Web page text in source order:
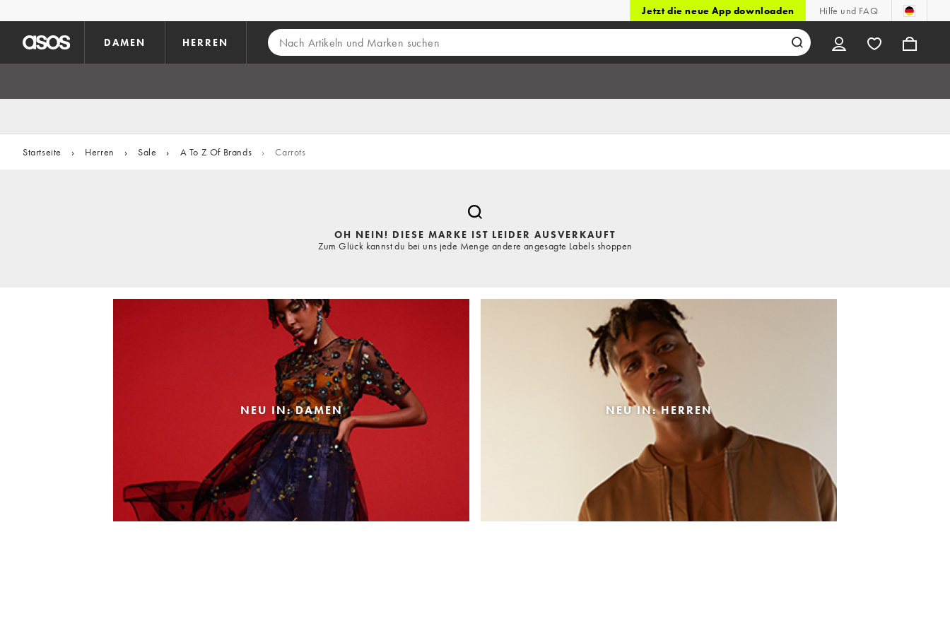
Jetzt die neue App downloaden Hilfe und FAQ
DAMEN HERREN
Startseite › Herren › Sale › A To Z Of Brands › Carrots
OH NEIN! DIESE MARKE IST LEIDER AUSVERKAUFT
Zum Glück kannst du bei uns jede Menge andere angesagte Labels shoppen
NEU IN: DAMEN NEU IN: HERREN